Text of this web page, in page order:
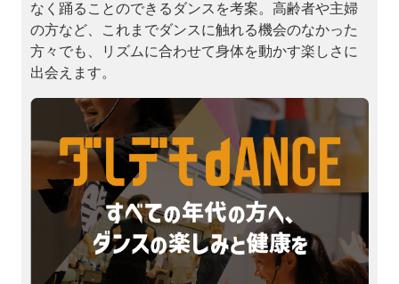
なく踊ることのできるダンスを考案。高齢者や主婦
の方など、これまでダンスに触れる機会のなかった
方々でも、リズムに合わせて身体を動かす楽しさに
出会えます。